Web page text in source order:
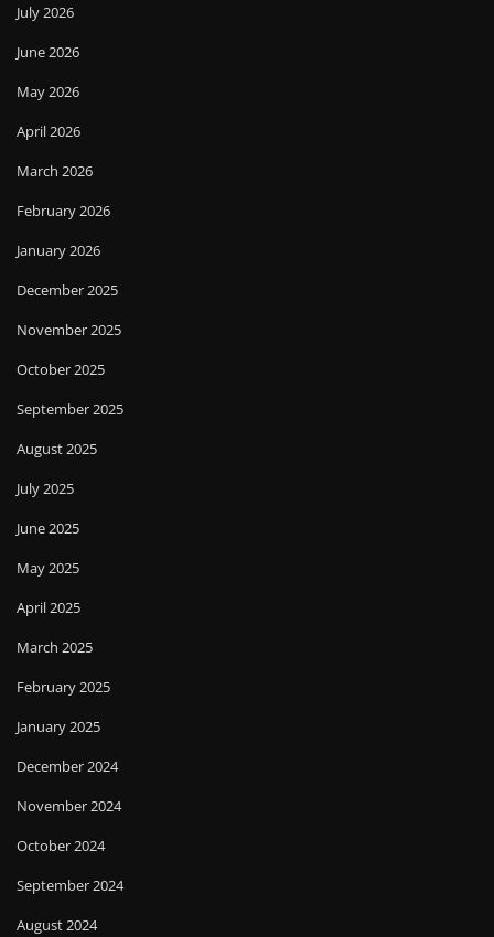
July 2026
June 2026
May 2026
April 2026
March 2026
February 2026
January 2026
December 2025
November 2025
October 2025
September 2025
August 2025
July 2025
June 2025
May 2025
April 2025
March 2025
February 2025
January 2025
December 2024
November 2024
October 2024
September 2024
August 2024